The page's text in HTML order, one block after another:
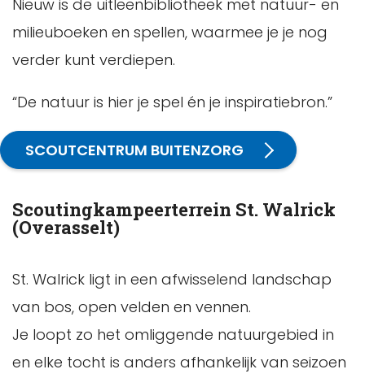
Nieuw is de uitleenbibliotheek met natuur- en
milieuboeken en spellen, waarmee je je nog
verder kunt verdiepen.
“De natuur is hier je spel én je inspiratiebron.”
SCOUTCENTRUM BUITENZORG
Scoutingkampeerterrein St. Walrick
(Overasselt)
St. Walrick ligt in een afwisselend landschap
van bos, open velden en vennen.
Je loopt zo het omliggende natuurgebied in
en elke tocht is anders afhankelijk van seizoen